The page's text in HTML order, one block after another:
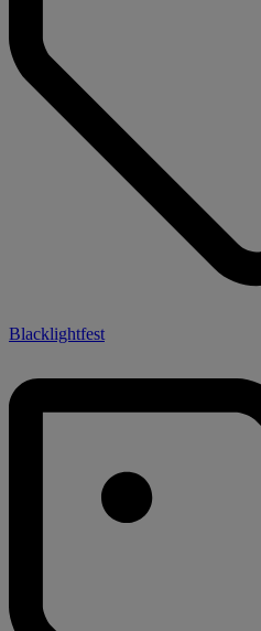
Blacklightfest